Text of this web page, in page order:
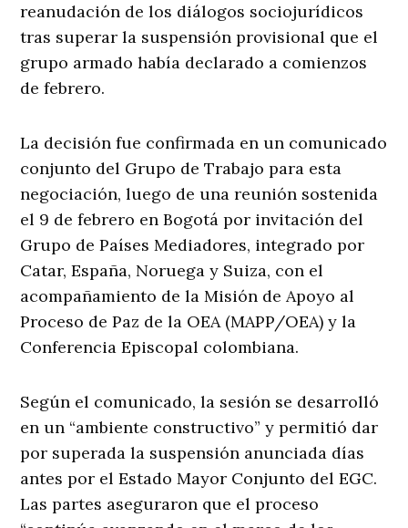
reanudación de los diálogos sociojurídicos
tras superar la suspensión provisional que el
grupo armado había declarado a comienzos
de febrero.
La decisión fue confirmada en un comunicado
conjunto del Grupo de Trabajo para esta
negociación, luego de una reunión sostenida
el 9 de febrero en Bogotá por invitación del
Grupo de Países Mediadores, integrado por
Catar, España, Noruega y Suiza, con el
acompañamiento de la Misión de Apoyo al
Proceso de Paz de la OEA (MAPP/OEA) y la
Conferencia Episcopal colombiana.
Según el comunicado, la sesión se desarrolló
en un “ambiente constructivo” y permitió dar
por superada la suspensión anunciada días
antes por el Estado Mayor Conjunto del EGC.
Las partes aseguraron que el proceso